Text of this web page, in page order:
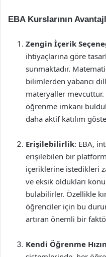
EBA Kurslarının
Zengin İçerik
ihtiyaçlarına göre
sunmaktadır.
bilimlerden yabancı
materyaller mevcuttur.
öğrenme imkanı
daha aktif katılım
Erişilebilirlik: EBA,
erişilebilen bir
içeriklerine istedikleri
ve eksik oldukları
bulabilirler. Özellikle
öğrenciler için bu
artıran önemli bir
Kendi Öğrenme